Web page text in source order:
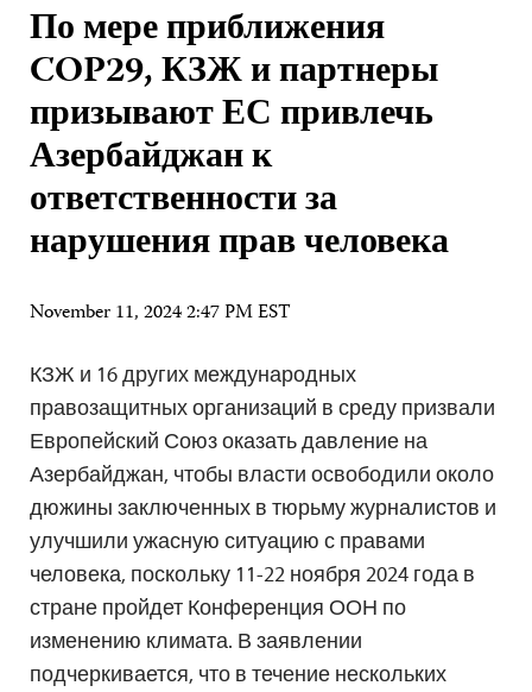
По мере приближения
COP29, КЗЖ и партнеры
призывают ЕС привлечь
Азербайджан к
ответственности за
нарушения прав человека
November 11, 2024 2:47 PM EST
КЗЖ и 16 других международных
правозащитных организаций в среду призвали
Европейский Союз оказать давление на
Азербайджан, чтобы власти освободили около
дюжины заключенных в тюрьму журналистов и
улучшили ужасную ситуацию с правами
человека, поскольку 11-22 ноября 2024 года в
стране пройдет Конференция ООН по
изменению климата. В заявлении
подчеркивается, что в течение нескольких